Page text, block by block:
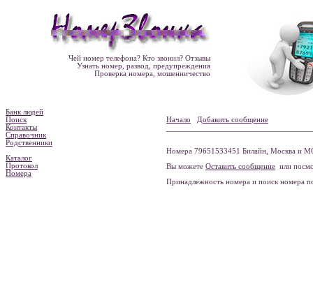
Чей номер телефона? Кто звонил? Отзывы
Узнать номер, развод, предупреждения
Проверка номера, мошенничество
Банк людей
Поиск
Контакты
Справочник
Родственники
Каталог
Протокол
Номера
Начало Добавить сообщение
Номера 79651533451 Билайн, Москва и
Вы можете Оставить сообщение или
Принадлежность номера и поиск номера